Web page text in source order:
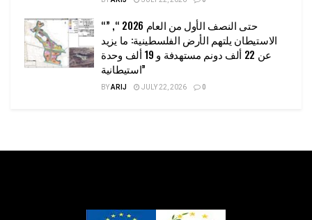
“حتى النصف الأول من العام 2026 “, ”
الاستيطان يلتهم الأرض الفلسطينية: ما يزيد
عن 22 ألف دونم مستهدفة و 19 ألف وحدة
استيطانية”
BYARIJ JULY 22, 2026 0